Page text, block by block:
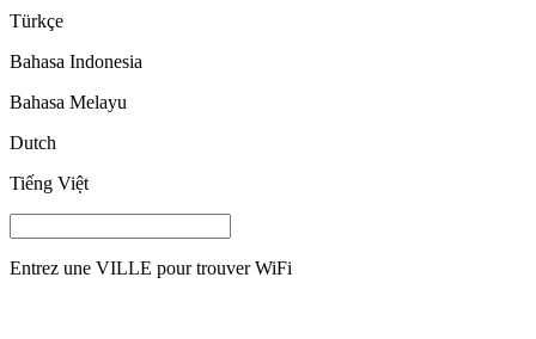
Türkçe
Bahasa Indonesia
Bahasa Melayu
Dutch
Tiếng Việt
Entrez une VILLE pour trouver WiFi